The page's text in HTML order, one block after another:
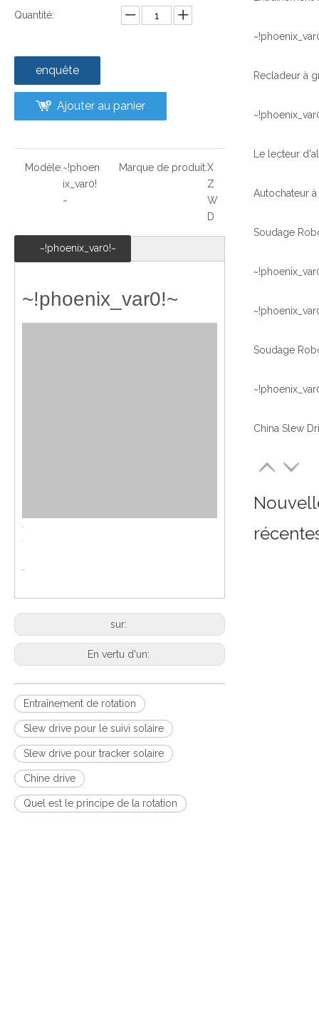
Quantité:
enquête
Ajouter au panier
Modèle:~!phoen
ix_var0!
~
Marque de produit:X
Z
W
D
~!phoenix_var0!~
~!phoenix_var0!~
sur:
En vertu d'un:
Entraînement de rotation
Slew drive pour le suivi solaire
Slew drive pour tracker solaire
Chine drive
Quel est le principe de la rotation